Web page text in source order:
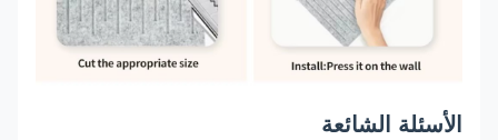
الأسئلة الشائعة